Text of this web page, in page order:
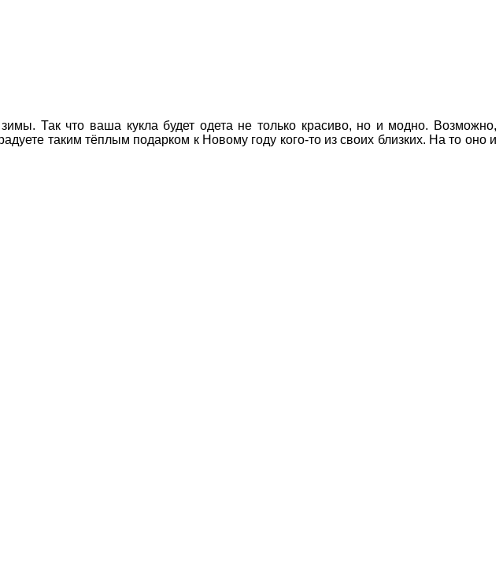
Так что ваша кукла будет одета не только красиво, но и модно. Возможно,
таким тёплым подарком к Новому году кого-то из своих близких. На то оно и